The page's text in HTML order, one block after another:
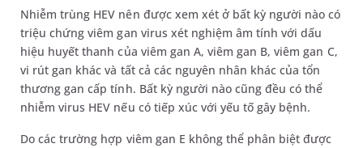
Nhiễm trùng HEV nên được xem xét ở bất kỳ người nào có
triệu chứng viêm gan virus xét nghiệm âm tính với dấu
hiệu huyết thanh của viêm gan A, viêm gan B, viêm gan C,
vi rút gan khác và tất cả các nguyên nhân khác của tổn
thương gan cấp tính. Bất kỳ người nào cũng đều có thể
nhiễm virus HEV nếu có tiếp xúc với yếu tố gây bệnh.
Do các trường hợp viêm gan E không thể phân biệt được